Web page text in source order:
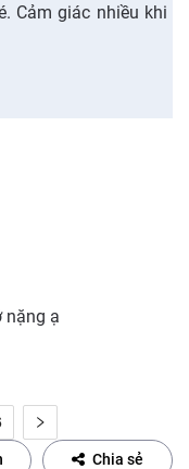
Cảm giác nhiều khi
nặng ạ
Chia sẻ